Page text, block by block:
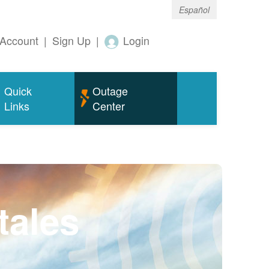
Español
| Sign Up | Login
Quick
Links
Outage
Center